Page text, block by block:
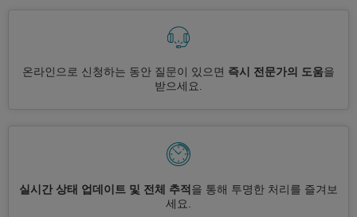
온라인으로 신청하는 동안 질문이 있으면 즉시 전문가의 도움을
받으세요.
실시간 상태 업데이트 및 전체 추적 을 통해 투명한 처리를 즐겨보
세요.